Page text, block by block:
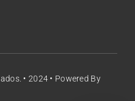
• 2024 • Powered By